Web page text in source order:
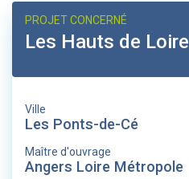
PROJET CONCERNÉ
Les Hauts de Loire
Ville
Les Ponts-de-Cé
Maître d'ouvrage
Angers Loire Métropole